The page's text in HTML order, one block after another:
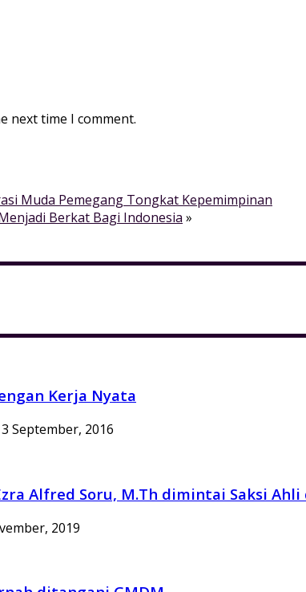
next time I comment.
Muda Pemegang Tongkat Kepemimpinan
Berkat Bagi Indonesia »
Kerja Nyata
September, 2016
Alfred Soru, M.Th dimintai Saksi
2019